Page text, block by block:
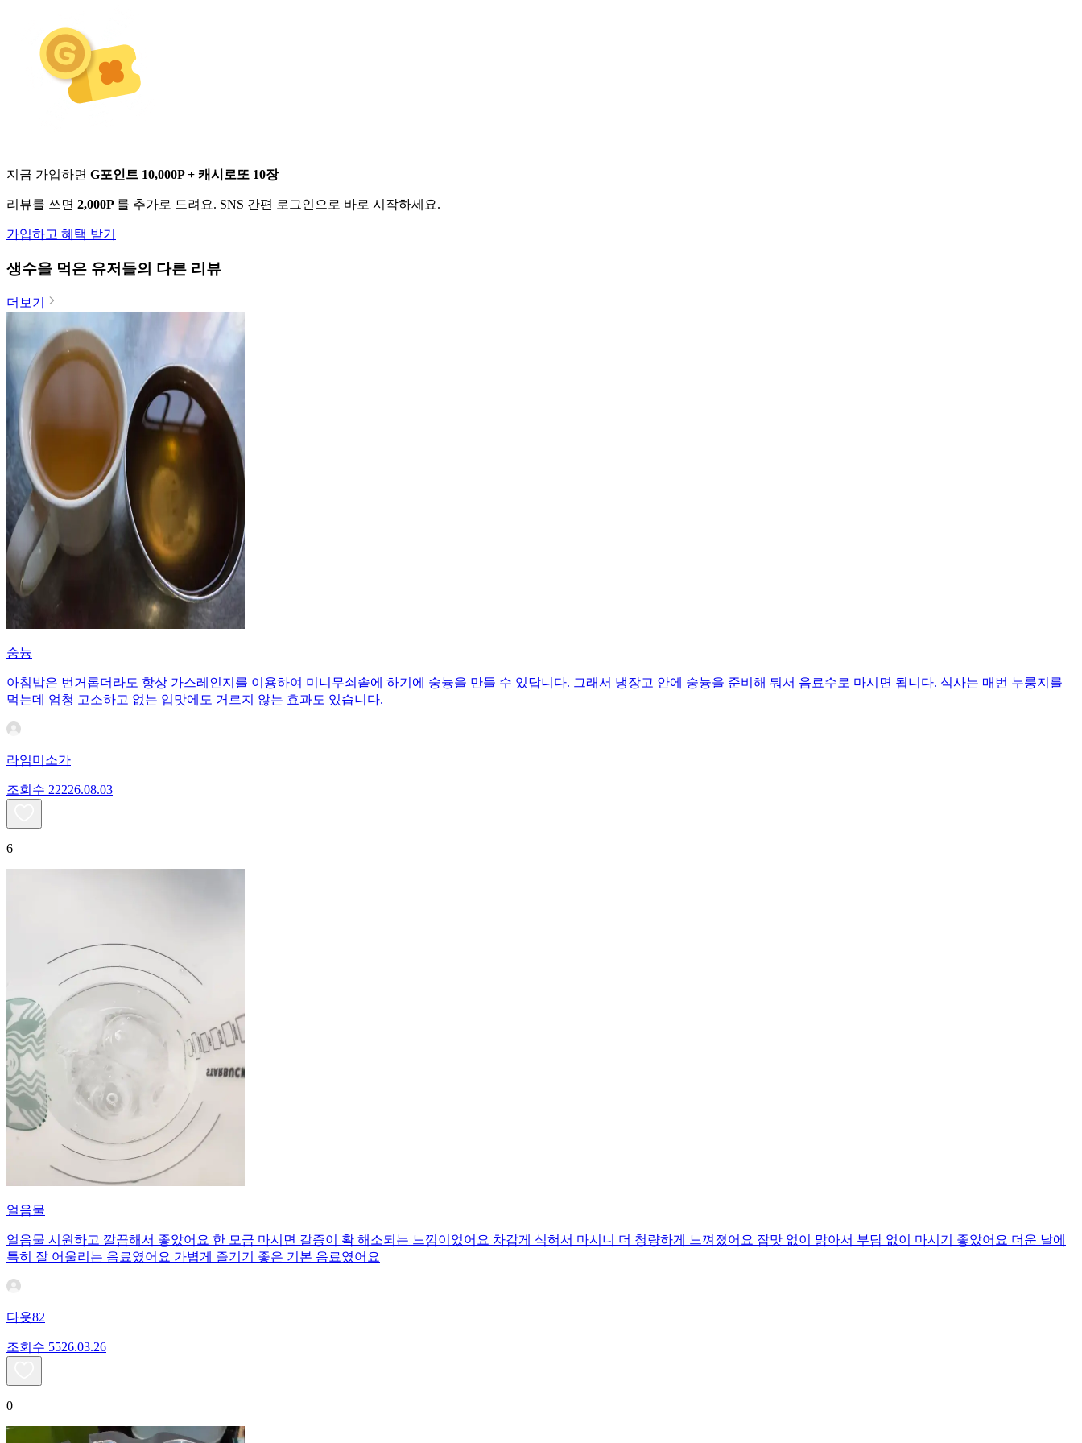
지금 가입하면 G포인트 10,000P + 캐시로또 10장
리뷰를 쓰면 2,000P 를 추가로 드려요. SNS 간편 로그인으로 바로 시작하세요.
가입하고 혜택 받기
생수을 먹은 유저들의 다른 리뷰
더보기
숭늉
아침밥은 번거롭더라도 항상 가스레인지를 이용하여 미니무쇠솥에 하기에 숭늉을 만들 수 있답니다. 그래서 냉장고 안에 숭늉을 준비해 둬서 음료수로 마시면 됩니다. 식사는 매번 누룽지를
먹는데 엄청 고소하고 없는 입맛에도 거르지 않는 효과도 있습니다.
라임미소가
조회수 22226.08.03
6
얼음물
얼음물 시원하고 깔끔해서 좋았어요 한 모금 마시면 갈증이 확 해소되는 느낌이었어요 차갑게 식혀서 마시니 더 청량하게 느껴졌어요 잡맛 없이 맑아서 부담 없이 마시기 좋았어요 더운 날에
특히 잘 어울리는 음료였어요 가볍게 즐기기 좋은 기본 음료였어요
다욧82
조회수 5526.03.26
0